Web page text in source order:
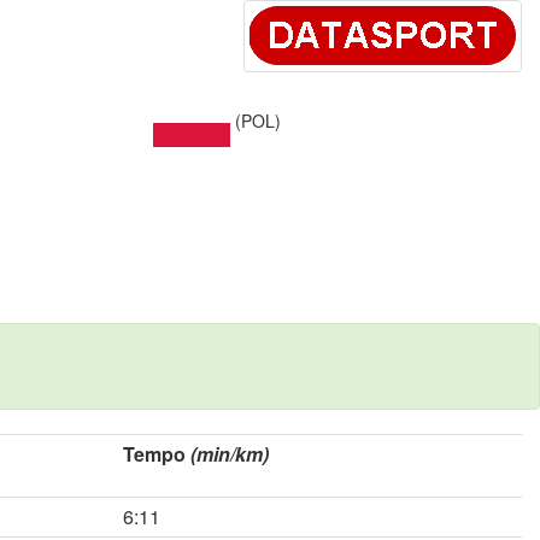
(POL)
Tempo (min/km)
6:11